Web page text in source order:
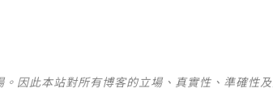
因此本站對所有博客的立場、真實性、準確性